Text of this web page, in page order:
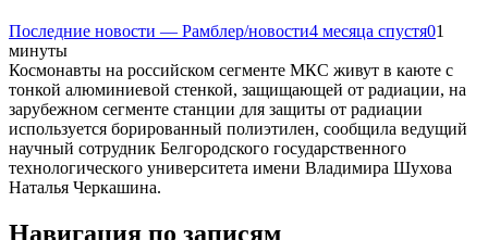
Последние новости — Рамблер/новости4 месяца спустя01
минуты
Космонавты на российском сегменте МКС живут в каюте с
тонкой алюминиевой стенкой, защищающей от радиации, на
зарубежном сегменте станции для защиты от радиации
используется борированный полиэтилен, сообщила ведущий
научный сотрудник Белгородского государственного
технологического университета имени Владимира Шухова
Наталья Черкашина.
Навигация по записям